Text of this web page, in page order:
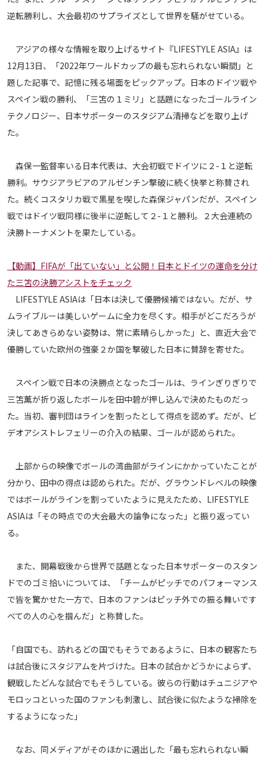
プライバシーポリシー
Share
逆転勝利し、大会最初のサプライズとして世界を騒がせている。
アジアの様々な情報を取り上げるサイト『LIFESTYLE ASIA』は
12月13日、「2022年ワールドカップの最も忘れられない瞬間」と
題した記事で、記憶に残る場面をピックアップ。日本のドイツ戦や
スペイン戦の勝利、「三笘の１ミリ」と話題になったゴールライン
テクノロジー、日本サポーターのスタジアム清掃などを取り上げ
た。
森保一監督率いる日本代表は、大会初戦でドイツに２-１と逆転
勝利。サウジアラビアのアルゼンチン撃破に続く快挙と称賛され
た。続くコスタリカ戦で黒星を喫した森保ジャパンだが、スペイン
戦ではドイツ戦同様に後半に逆転して２-１と勝利。２大会連続の
決勝トーナメントを果たしている。
【動画】FIFAが「出ていない」と公開！日本とドイツの運命を分け
た三笘の決勝アシストをチェック
LIFESTYLE ASIAは「日本は決して優勝候補ではない。だが、サ
ムライブルーは美しいゲームに全力を尽くす。相手がどこだろうが
決してあきらめない姿勢は、常に素晴らしかった」と、直近大会で
優勝していた欧州の強豪２か国を撃破した日本に賛辞を寄せた。
スペイン戦で日本の決勝点となったゴールは、ラインぎりぎりで
三笘薫が折り返したボールを田中碧が押し込んで決めたものだっ
た。当初、審判団はラインを割ったとして得点を認めず。だが、ビ
デオアシストレフェリーの介入の結果、ゴールが認められた。
上部からの映像でボールの湾曲部がラインにかかっていたことが
分かり、田中の得点は認められた。だが、グラウンドレベルの映像
ではボールがラインを割っていたように見えたため、LIFESTYLE
ASIAは「その時点での大会最大の論争になった」と振り返ってい
る。
また、開幕戦後から世界で話題となった日本サポーターのスタン
ドでのゴミ拾いについては、「チームがピッチでのパフォーマンス
で皆を驚かせた一方で、日本のファンはピッチ外での振る舞いです
べての人の心を掴んだ」と称賛した。
「自国でも、訪れるどの国でもそうであるように、日本の観客たち
は試合後にスタジアムを片づけた。日本の試合かどうかによらず、
観戦したどんな試合でもそうしている。彼らの行動はチュニジアや
モロッコといった国のファンも刺激し、試合後に似たような掃除を
するようになった」
なお、同メディアがそのほかに選出した「最も忘れられない瞬